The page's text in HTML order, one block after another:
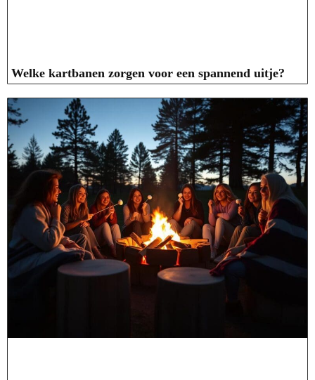
Welke kartbanen zorgen voor een spannend uitje?